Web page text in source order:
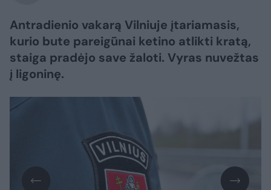
Antradienio vakarą Vilniuje įtariamasis,
kurio bute pareigūnai ketino atlikti kratą,
staiga pradėjo save žaloti. Vyras nuvežtas
į ligoninę.